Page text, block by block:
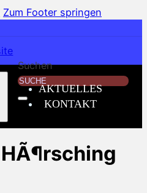
Zum Footer springen
Suchen
AKTUELLES
KONTAKT
HÃ¶rsching